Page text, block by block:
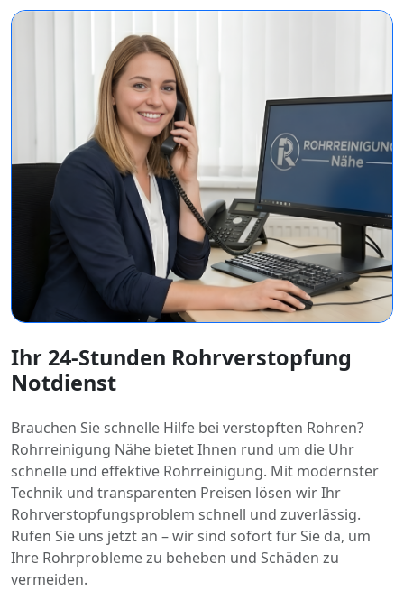
Ihr 24-Stunden Rohrverstopfung
Notdienst
Brauchen Sie schnelle Hilfe bei verstopften Rohren?
Rohrreinigung Nähe bietet Ihnen rund um die Uhr
schnelle und effektive Rohrreinigung. Mit modernster
Technik und transparenten Preisen lösen wir Ihr
Rohrverstopfungsproblem schnell und zuverlässig.
Rufen Sie uns jetzt an – wir sind sofort für Sie da, um
Ihre Rohrprobleme zu beheben und Schäden zu
vermeiden.